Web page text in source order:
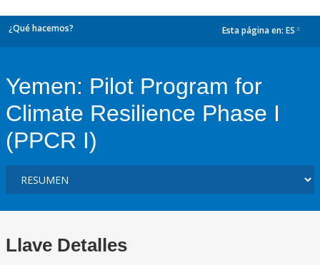
¿Qué hacemos? Esta página en: ES
Yemen: Pilot Program for
Climate Resilience Phase I
(PPCR I)
Llave Detalles